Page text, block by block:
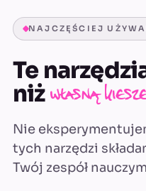
NAJCZĘŚCIEJ
Te
niżwłasną
Nie
tych narzędzi
Twój zespół